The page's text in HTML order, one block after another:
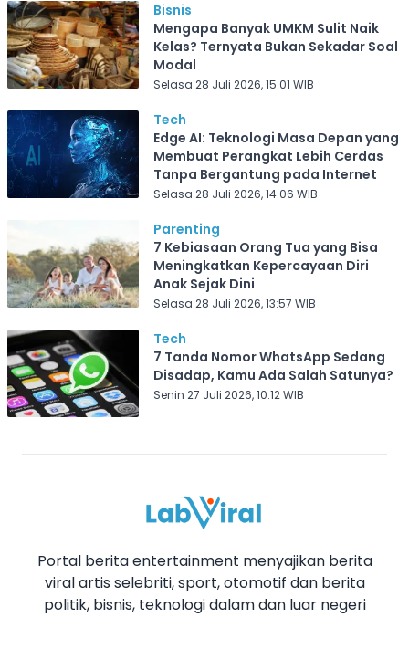
Bisnis
Mengapa Banyak UMKM Sulit Naik
Kelas? Ternyata Bukan Sekadar Soal
Modal
Selasa 28 Juli 2026, 15:01 WIB
Tech
Edge AI: Teknologi Masa Depan yang
Membuat Perangkat Lebih Cerdas
Tanpa Bergantung pada Internet
Selasa 28 Juli 2026, 14:06 WIB
Parenting
7 Kebiasaan Orang Tua yang Bisa
Meningkatkan Kepercayaan Diri
Anak Sejak Dini
Selasa 28 Juli 2026, 13:57 WIB
Tech
7 Tanda Nomor WhatsApp Sedang
Disadap, Kamu Ada Salah Satunya?
Senin 27 Juli 2026, 10:12 WIB
Portal berita entertainment menyajikan berita
viral artis selebriti, sport, otomotif dan berita
politik, bisnis, teknologi dalam dan luar negeri